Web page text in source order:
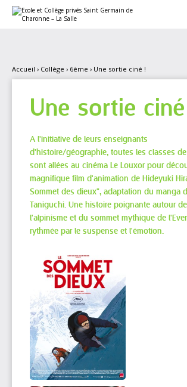
contenu.
personnels
Accueil › Collège › 6ème › Une sortie ciné !
Une sortie
A l'initiative de leurs enseignants
d'histoire/géographie, toutes les classes
sont allées au cinéma Le Louxor pour
magnifique film d'animation de Hideyuki
Sommet des dieux", adaptation du manga
Taniguchi. Une histoire poignante autour de
l'alpinisme et du sommet mythique de
rythmée par le suspense et l'émotion.